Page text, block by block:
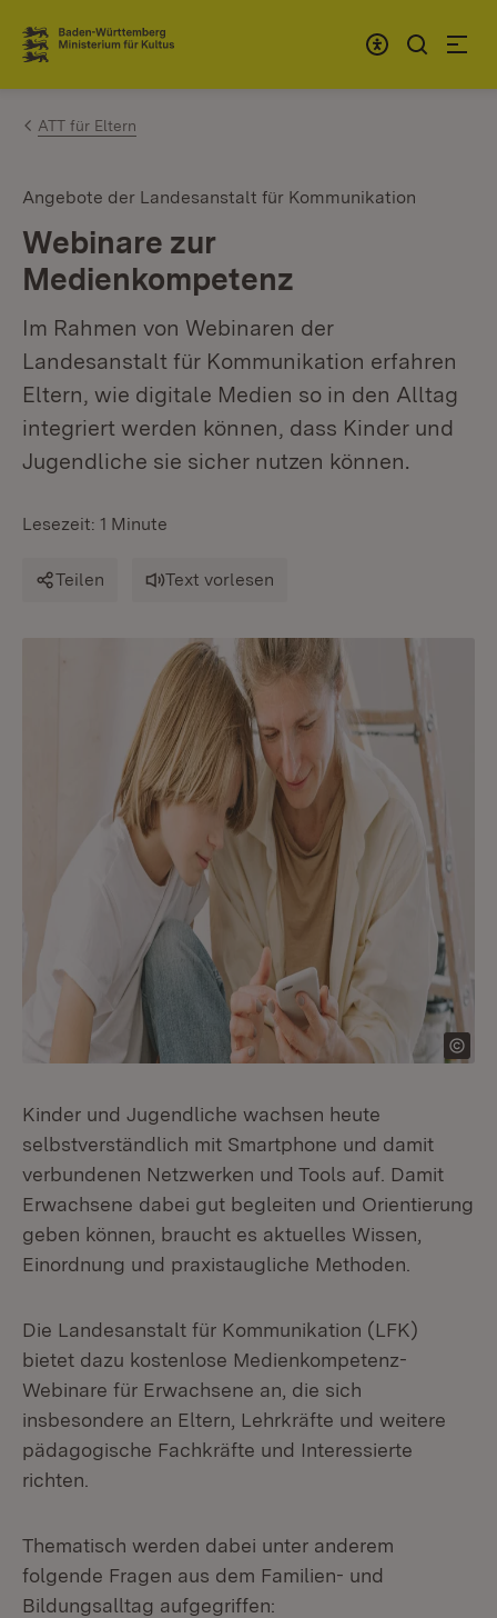
Zum Inhalt springen
Link zur Startseite
ATT für Eltern
Angebote der Landesanstalt für Kommunikation
Webinare zur
Medienkompetenz
Im Rahmen von Webinaren der
Landesanstalt für Kommunikation erfahren
Eltern, wie digitale Medien so in den Alltag
integriert werden können, dass Kinder und
Jugendliche sie sicher nutzen können.
Lesezeit: 1 Minute
Teilen Text vorlesen
Kinder und Jugendliche wachsen heute
selbstverständlich mit Smartphone und damit
verbundenen Netzwerken und Tools auf. Damit
Erwachsene dabei gut begleiten und Orientierung
geben können, braucht es aktuelles Wissen,
Einordnung und praxistaugliche Methoden.
Die Landesanstalt für Kommunikation (LFK)
bietet dazu kostenlose Medienkompetenz-
Webinare für Erwachsene an, die sich
insbesondere an Eltern, Lehrkräfte und weitere
pädagogische Fachkräfte und Interessierte
richten.
Thematisch werden dabei unter anderem
folgende Fragen aus dem Familien- und
Bildungsalltag aufgegriffen: